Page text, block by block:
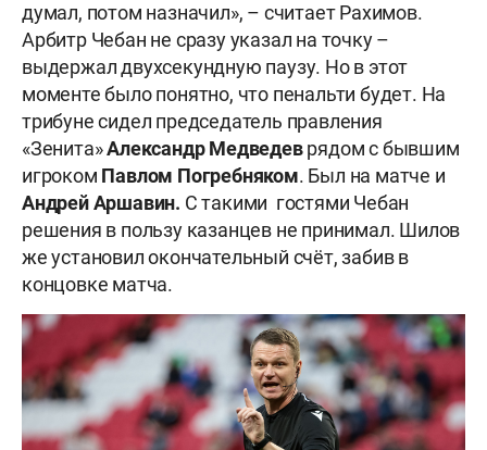
думал, потом назначил», – считает Рахимов.
Арбитр Чебан не сразу указал на точку –
выдержал двухсекундную паузу. Но в этот
моменте было понятно, что пенальти будет. На
трибуне сидел председатель правления
«Зенита»Александр Медведеврядом с бывшим
игроком Павлом Погребняком. Был на матче и
Андрей Аршавин. С такими гостями Чебан
решения в пользу казанцев не принимал. Шилов
же установил окончательный счёт, забив в
концовке матча.